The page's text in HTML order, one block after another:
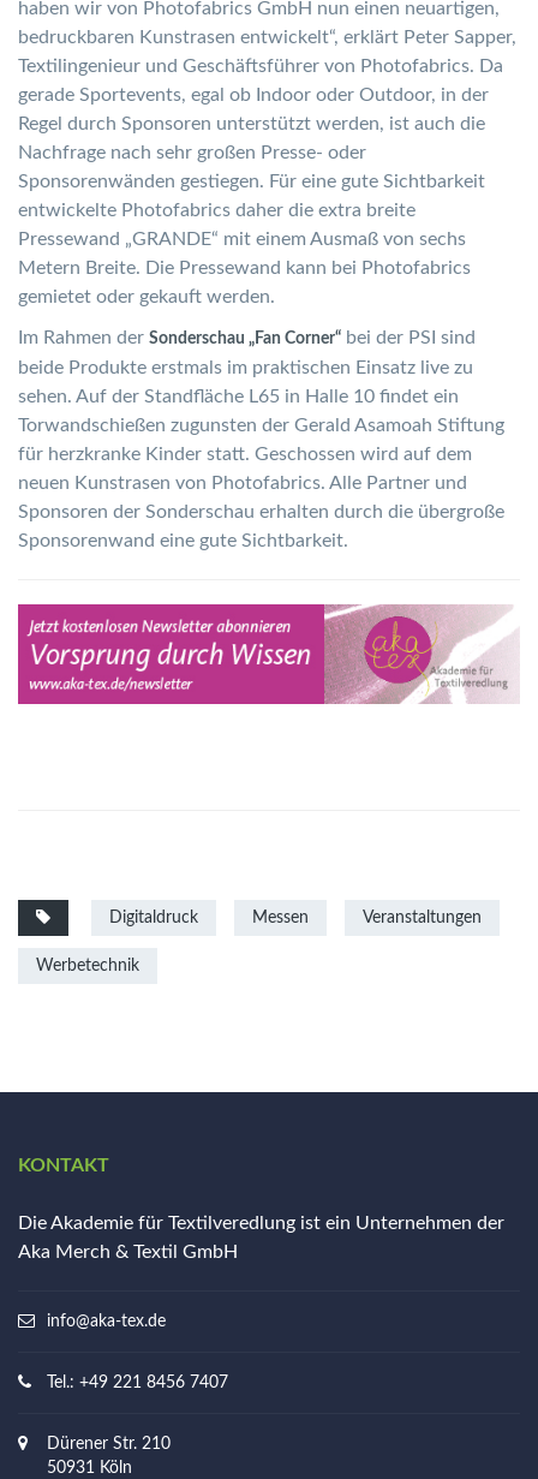
haben wir von Photofabrics GmbH nun einen neuartigen,
bedruckbaren Kunstrasen entwickelt“, erklärt Peter Sapper,
Textilingenieur und Geschäftsführer von Photofabrics. Da
gerade Sportevents, egal ob Indoor oder Outdoor, in der
Regel durch Sponsoren unterstützt werden, ist auch die
Nachfrage nach sehr großen Presse- oder
Sponsorenwänden gestiegen. Für eine gute Sichtbarkeit
entwickelte Photofabrics daher die extra breite
Pressewand „GRANDE“ mit einem Ausmaß von sechs
Metern Breite. Die Pressewand kann bei Photofabrics
gemietet oder gekauft werden.
Im Rahmen der Sonderschau „Fan Corner“ bei der PSI sind
beide Produkte erstmals im praktischen Einsatz live zu
sehen. Auf der Standfläche L65 in Halle 10 findet ein
Torwandschießen zugunsten der Gerald Asamoah Stiftung
für herzkranke Kinder statt. Geschossen wird auf dem
neuen Kunstrasen von Photofabrics. Alle Partner und
Sponsoren der Sonderschau erhalten durch die übergroße
Sponsorenwand eine gute Sichtbarkeit.
Digitaldruck Messen Veranstaltungen
Werbetechnik
KONTAKT
Die Akademie für Textilveredlung ist ein Unternehmen der
Aka Merch & Textil GmbH
info@aka-tex.de
Tel.: +49 221 8456 7407
Dürener Str. 210
50931 Köln